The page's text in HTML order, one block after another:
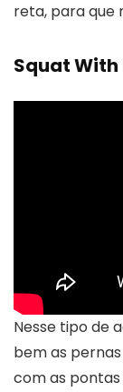
reta, para que
Squat With
Nesse tipo de
bem as
com as